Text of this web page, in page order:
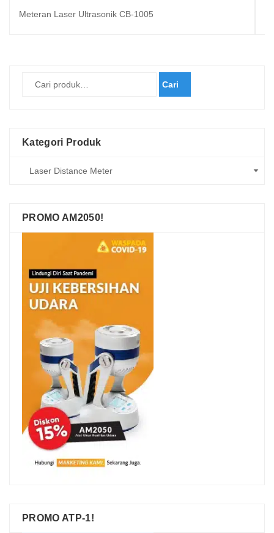
Meteran Laser Ultrasonik CB-1005
Cari
Kategori Produk
PROMO AM2050!
PROMO ATP-1!